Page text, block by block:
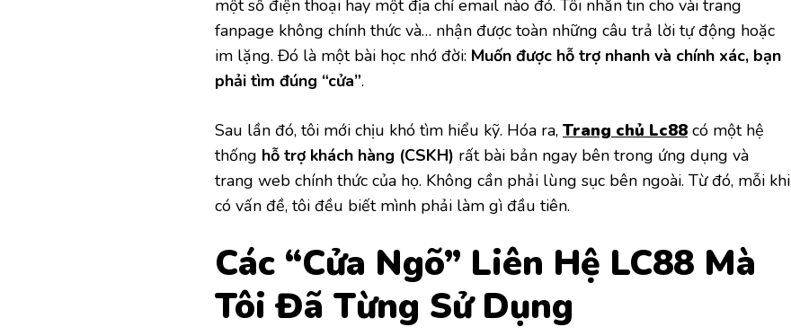
một số điện thoại hay một địa chỉ email nào đó. Tôi nhắn tin cho vài trang
fanpage không chính thức và… nhận được toàn những câu trả lời tự động hoặc
im lặng. Đó là một bài học nhớ đời: Muốn được hỗ trợ nhanh và chính xác, bạn
phải tìm đúng “cửa”.
Sau lần đó, tôi mới chịu khó tìm hiểu kỹ. Hóa ra, Trang chủ Lc88 có một hệ
thống hỗ trợ khách hàng (CSKH) rất bài bản ngay bên trong ứng dụng và
trang web chính thức của họ. Không cần phải lùng sục bên ngoài. Từ đó, mỗi khi
có vấn đề, tôi đều biết mình phải làm gì đầu tiên.
Các “Cửa Ngõ” Liên Hệ LC88 Mà
Tôi Đã Từng Sử Dụng